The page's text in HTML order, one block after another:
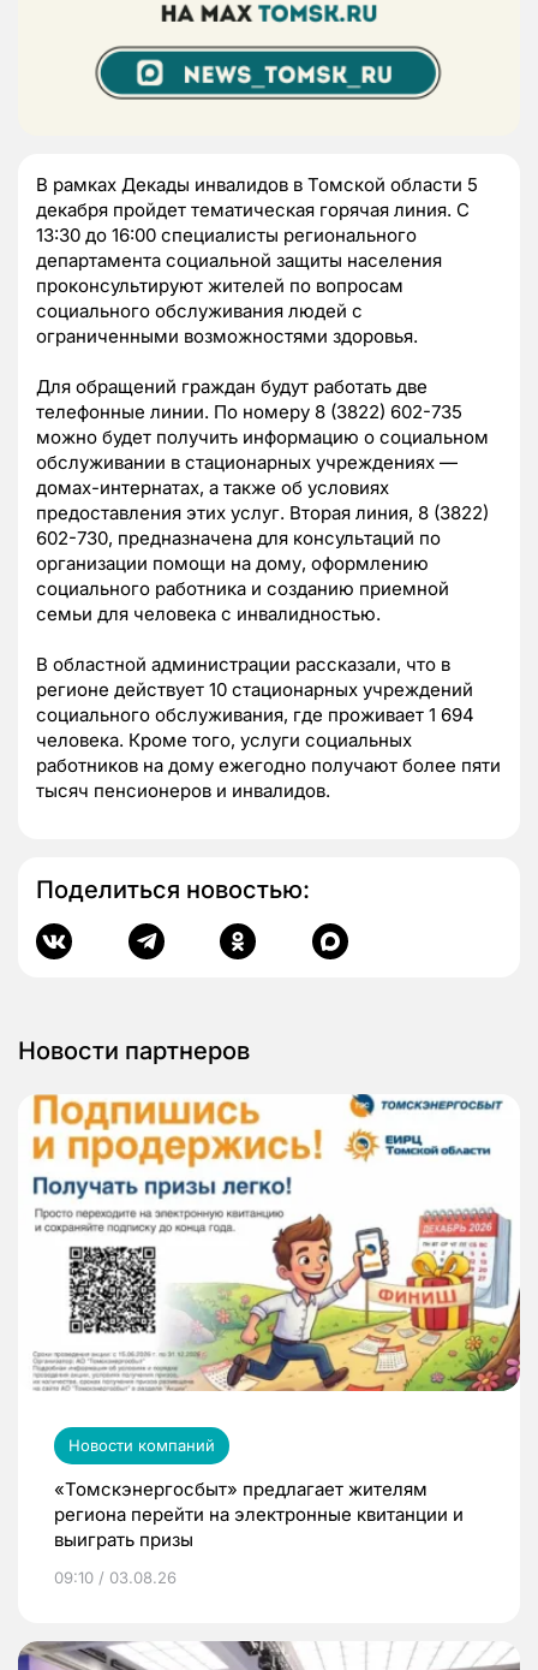
В рамках Декады инвалидов в Томской области 5
декабря пройдет тематическая горячая линия. С
13:30 до 16:00 специалисты регионального
департамента социальной защиты населения
проконсультируют жителей по вопросам
социального обслуживания людей с
ограниченными возможностями здоровья.
Для обращений граждан будут работать две
телефонные линии. По номеру 8 (3822) 602-735
можно будет получить информацию о социальном
обслуживании в стационарных учреждениях —
домах-интернатах, а также об условиях
предоставления этих услуг. Вторая линия, 8 (3822)
602-730, предназначена для консультаций по
организации помощи на дому, оформлению
социального работника и созданию приемной
семьи для человека с инвалидностью.
В областной администрации рассказали, что в
регионе действует 10 стационарных учреждений
социального обслуживания, где проживает 1 694
человека. Кроме того, услуги социальных
работников на дому ежегодно получают более пяти
тысяч пенсионеров и инвалидов.
Поделиться новостью:
Новости партнеров
Новости компаний
«Томскэнергосбыт» предлагает жителям
региона перейти на электронные квитанции и
выиграть призы
09:10 / 03.08.26